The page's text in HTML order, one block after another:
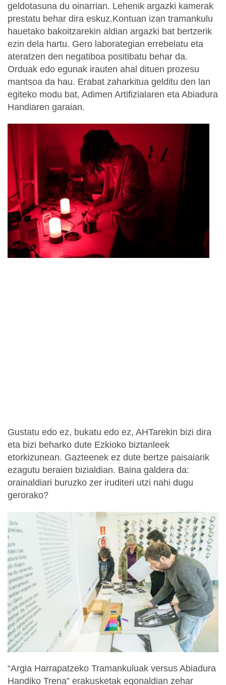
geldotasuna du oinarrian. Lehenik argazki kamerak
prestatu behar dira eskuz.Kontuan izan tramankulu
hauetako bakoitzarekin aldian argazki bat bertzerik
ezin dela hartu. Gero laborategian errebelatu eta
ateratzen den negatiboa positibatu behar da.
Orduak edo egunak irauten ahal dituen prozesu
mantsoa da hau. Erabat zaharkitua gelditu den lan
egiteko modu bat, Adimen Artifizialaren eta Abiadura
Handiaren garaian.
Gustatu edo ez, bukatu edo ez, AHTarekin bizi dira
eta bizi beharko dute Ezkioko biztanleek
etorkizunean. Gazteenek ez dute bertze paisaiarik
ezagutu beraien bizialdian. Baina galdera da:
orainaldiari buruzko zer iruditeri utzi nahi dugu
gerorako?
“Argia Harrapatzeko Tramankuluak versus Abiadura
Handiko Trena” erakusketak egonaldian zehar